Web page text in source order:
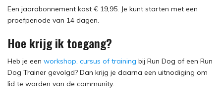
Een jaarabonnement kost € 19,95. Je kunt starten met een
proefperiode van 14 dagen.
Hoe krijg ik toegang?
Heb je een workshop, cursus of training bij Run Dog of een Run
Dog Trainer gevolgd? Dan krijg je daarna een uitnodiging om
lid te worden van de community.